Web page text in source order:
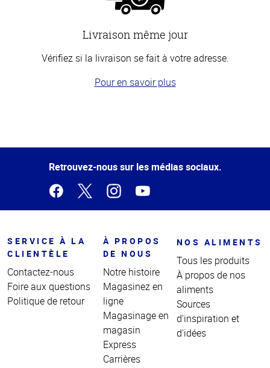
Livraison même jour
Vérifiez si la livraison se fait à votre adresse.
Pour en savoir plus
de la
Retrouvez-nous sur les médias sociaux.
SERVICE À LA
CLIENTÈLE
Contactez-nous
Foire aux questions
Politique de retour
À PROPOS
DE NOUS
Notre histoire
Magasinez en
ligne
Magasinage en
magasin
Express
Carrières
NOS ALIMENTS
Tous les produits
À propos de nos
aliments
Sources
d'inspiration et
d'idées